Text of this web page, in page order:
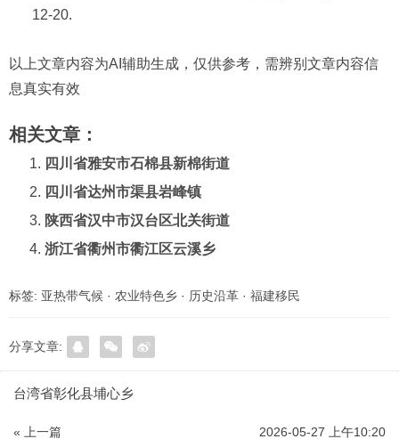
12-20.
以上文章内容为AI辅助生成，仅供参考，需辨别文章内容信
息真实有效
相关文章：
四川省雅安市石棉县新棉街道
四川省达州市渠县岩峰镇
陕西省汉中市汉台区北关街道
浙江省衢州市衢江区云溪乡
标签: 亚热带气候 · 农业特色乡 · 历史沿革 · 福建移民
分享文章:
台湾省彰化县埔心乡
« 上一篇 2026-05-27 上午10:20